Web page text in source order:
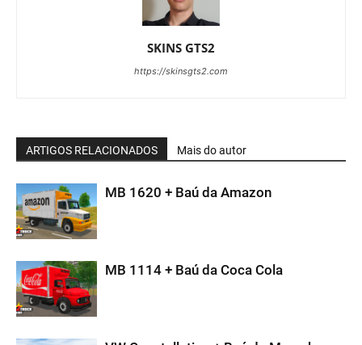
SKINS GTS2
https://skinsgts2.com
ARTIGOS RELACIONADOS Mais do autor
MB 1620 + Baú da Amazon
MB 1114 + Baú da Coca Cola